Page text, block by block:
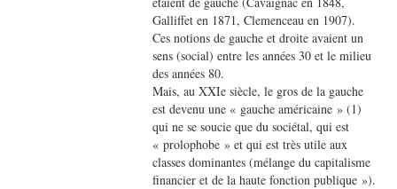
Galliffet en 1871, Clemenceau en 1907).
Ces notions de gauche et droite avaient un
sens (social) entre les années 30 et le milieu
des années 80.
Mais, au XXIe siècle, le gros de la gauche
est devenu une « gauche américaine » (1)
qui ne se soucie que du sociétal, qui est
« prolophobe » et qui est très utile aux
classes dominantes (mélange du capitalisme
financier et de la haute fonction publique »).